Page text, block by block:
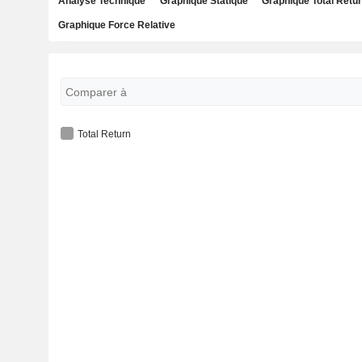
Graphique Force Relative
Total Return